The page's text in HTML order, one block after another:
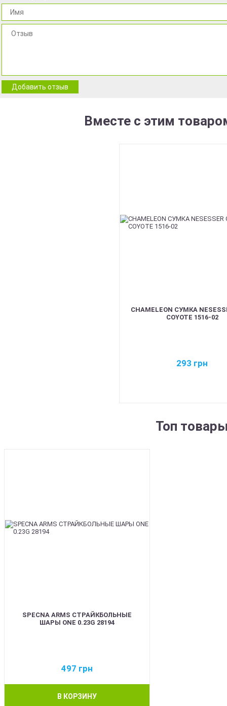
Добавить отзыв
Вместе с этим
CHAMELEON СУМКА
COYOTE 1516-02
293 грн
Топ
SPECNA ARMS СТРАЙКБОЛЬНЫЕ
ШАРЫ ONE 0.23G 28194
497 грн
В КОРЗИНУ